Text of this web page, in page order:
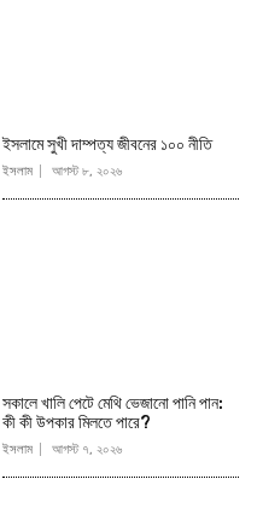
ইসলামে সুখী দাম্পত্য জীবনের ১০০ নীতি
ইসলাম আগস্ট ৮, ২০২৬
সকালে খালি পেটে মেথি ভেজানো পানি পান:
কী কী উপকার মিলতে পারে?
ইসলাম আগস্ট ৭, ২০২৬